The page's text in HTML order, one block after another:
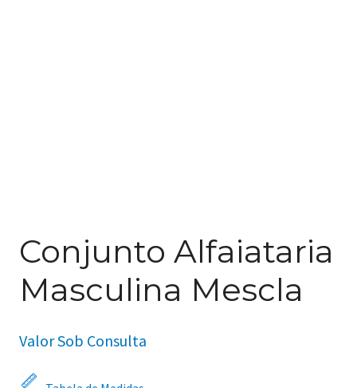
Conjunto Alfaiataria
Masculina Mescla
Valor Sob Consulta